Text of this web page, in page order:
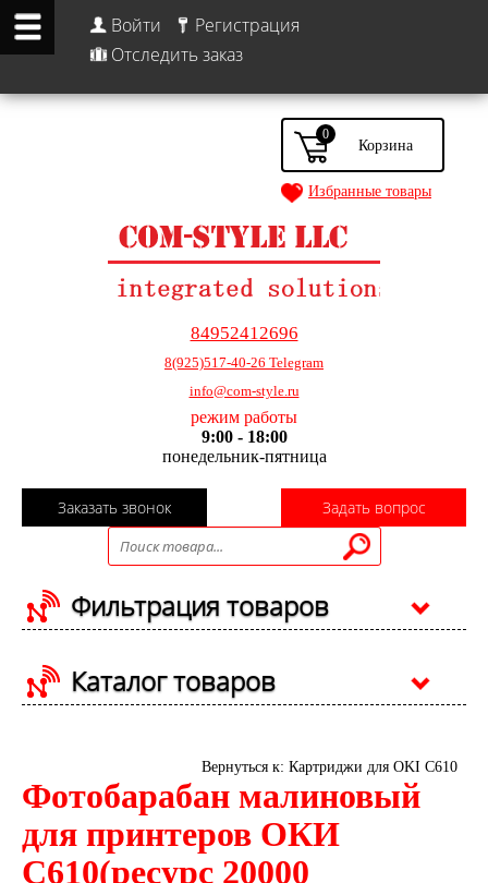
Войти
Регистрация
Отследить заказ
84952412696
8(925)517-40-26 Telegram
info@com-style.ru
режим работы
9:00 - 18:00
понедельник-пятница
Заказать звонок Задать вопрос
0
Избранные товары
Фильтрация товаров
Каталог товаров
Вернуться к: Картриджи для OKI C610
Фотобарабан малиновый
для принтеров ОКИ
С610(ресурс 20000